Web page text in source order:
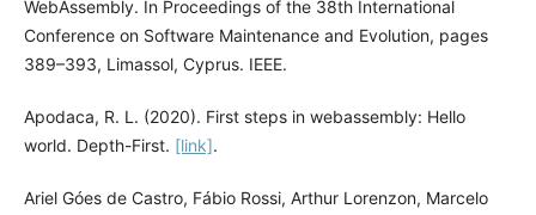
WebAssembly. In Proceedings of the 38th International
Conference on Software Maintenance and Evolution, pages
389–393, Limassol, Cyprus. IEEE.
Apodaca, R. L. (2020). First steps in webassembly: Hello
world. Depth-First. [link].
Ariel Góes de Castro, Fábio Rossi, Arthur Lorenzon, Marcelo